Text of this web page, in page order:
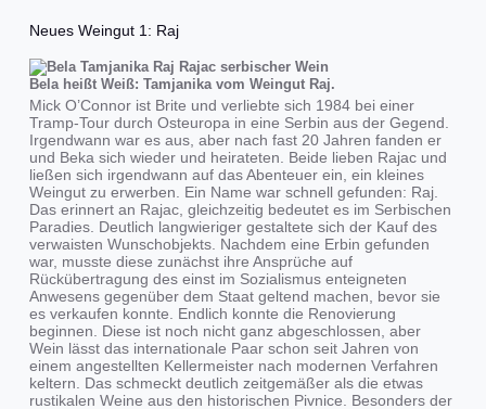
Neues Weingut 1: Raj
Bela heißt Weiß: Tamjanika vom Weingut Raj.
Mick O’Connor ist Brite und verliebte sich 1984 bei einer
Tramp-Tour durch Osteuropa in eine Serbin aus der Gegend.
Irgendwann war es aus, aber nach fast 20 Jahren fanden er
und Beka sich wieder und heirateten. Beide lieben Rajac und
ließen sich irgendwann auf das Abenteuer ein, ein kleines
Weingut zu erwerben. Ein Name war schnell gefunden: Raj.
Das erinnert an Rajac, gleichzeitig bedeutet es im Serbischen
Paradies. Deutlich langwieriger gestaltete sich der Kauf des
verwaisten Wunschobjekts. Nachdem eine Erbin gefunden
war, musste diese zunächst ihre Ansprüche auf
Rückübertragung des einst im Sozialismus enteigneten
Anwesens gegenüber dem Staat geltend machen, bevor sie
es verkaufen konnte. Endlich konnte die Renovierung
beginnen. Diese ist noch nicht ganz abgeschlossen, aber
Wein lässt das internationale Paar schon seit Jahren von
einem angestellten Kellermeister nach modernen Verfahren
keltern. Das schmeckt deutlich zeitgemäßer als die etwas
rustikalen Weine aus den historischen Pivnice. Besonders der